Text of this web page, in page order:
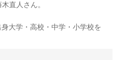
直人さん。
大学・高校・中学・小学校を